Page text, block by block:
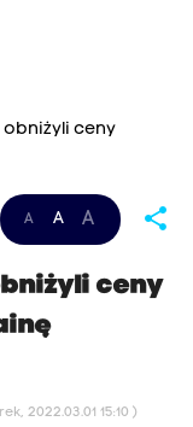
ceny
A A A share
ceny
2022.03.01 15:10 )